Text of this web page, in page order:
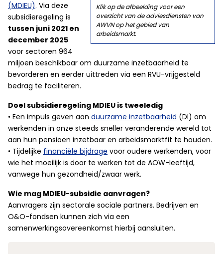
Klik op de afbeelding voor een
overzicht van de adviesdiensten van
AWVN op het gebied van
arbeidsmarkt.
(MDIEU). Via deze
subsidieregeling is
tussen juni 2021 en
december 2025
voor sectoren 964
miljoen beschikbaar om duurzame inzetbaarheid te
bevorderen en eerder uittreden via een RVU-vrijgesteld
bedrag te faciliteren.
Doel subsidieregeling MDIEU is tweeledig
• Een impuls geven aan duurzame inzetbaarheid (DI) om
werkenden in onze steeds sneller veranderende wereld tot
aan hun pensioen inzetbaar en arbeidsmarktfit te houden.
• Tijdelijke financiële bijdrage voor oudere werkenden, voor
wie het moeilijk is door te werken tot de AOW-leeftijd,
vanwege hun gezondheid/zwaar werk.
Wie mag MDIEU-subsidie aanvragen?
Aanvragers zijn sectorale sociale partners. Bedrijven en
O&O-fondsen kunnen zich via een
samenwerkingsovereenkomst hierbij aansluiten.